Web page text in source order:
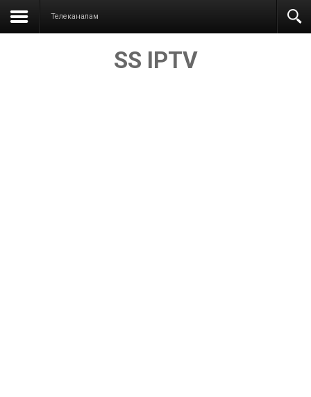
Телеканалам
SS IPTV